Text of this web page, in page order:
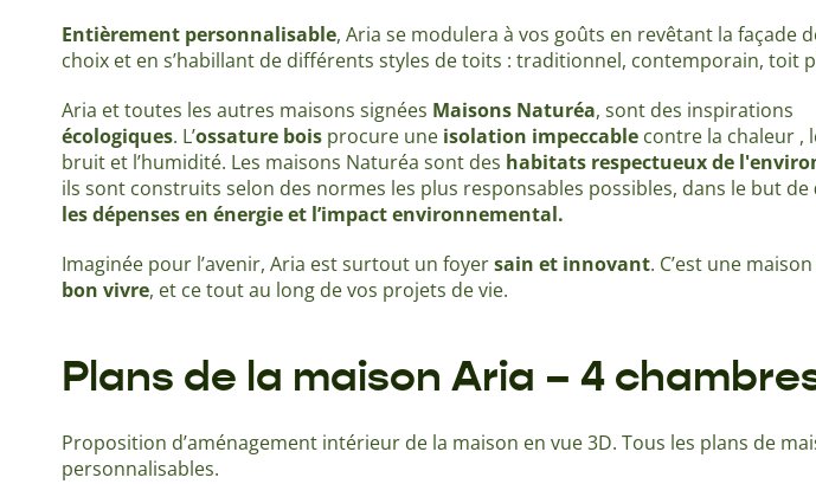
Entièrement personnalisable, Aria se modulera à vos goûts en revêtant la façade
choix et en s’habillant de différents styles de toits : traditionnel, contemporain, toit
Aria et toutes les autres maisons signées Maisons Naturéa, sont des inspirations
écologiques. L’ossature bois procure une isolation impeccable contre la chaleur ,
bruit et l’humidité. Les maisons Naturéa sont des habitats respectueux de
ils sont construits selon des normes les plus responsables possibles, dans le but de
les dépenses en énergieet l’impact environnemental.
Imaginée pour l’avenir, Aria est surtout un foyersain et innovant. C’est une
bon vivre, et ce tout au long de vos projets de vie.
Plans de la maison Aria – 4
Proposition d’aménagement intérieur de la maison en vue 3D. Tous les plans de
personnalisables.